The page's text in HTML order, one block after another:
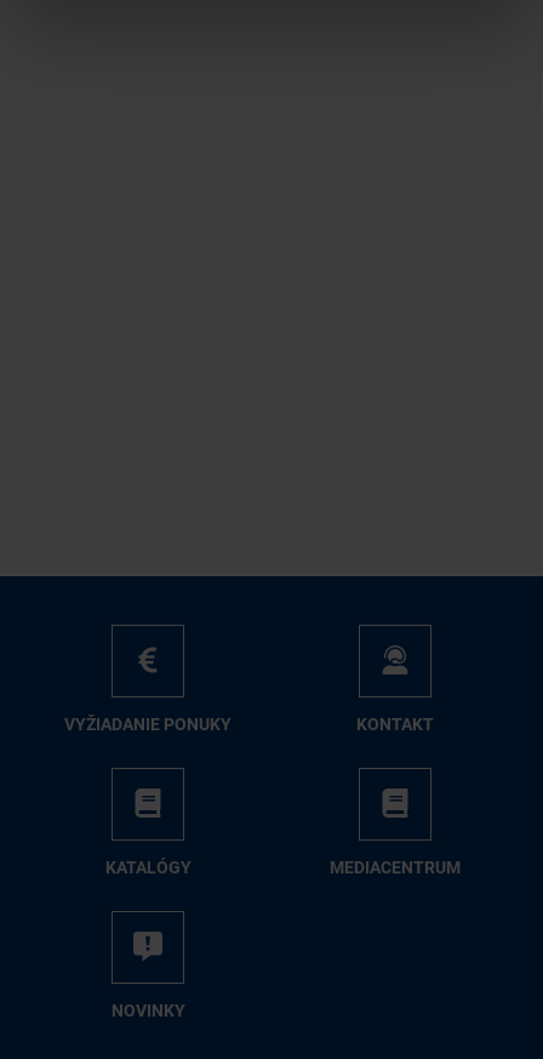
VY­ŽIA­DA­NIE PO­NU­KY KON­TAKT
KA­TA­LÓ­GY ME­DIA­CEN­TRUM
NO­VIN­KY